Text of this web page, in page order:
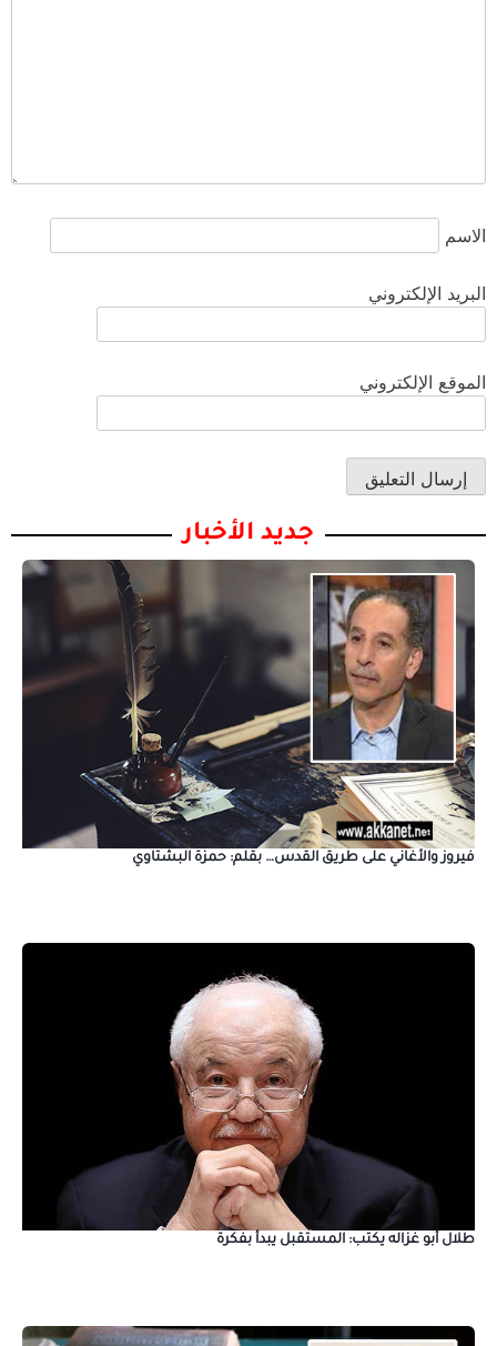
الاسم
البريد الإلكتروني
الموقع الإلكتروني
جديد الأخبار
فيروز والأغاني على طريق القدس… بقلم: حمزة البشتاوي
طلال أبو غزاله يكتب: المستقبل يبدأ بفكرة